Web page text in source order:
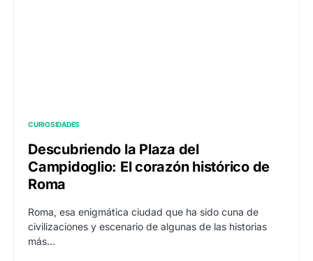
CURIOSIDADES
Descubriendo la Plaza del
Campidoglio: El corazón histórico de
Roma
Roma, esa enigmática ciudad que ha sido cuna de
civilizaciones y escenario de algunas de las historias
más…